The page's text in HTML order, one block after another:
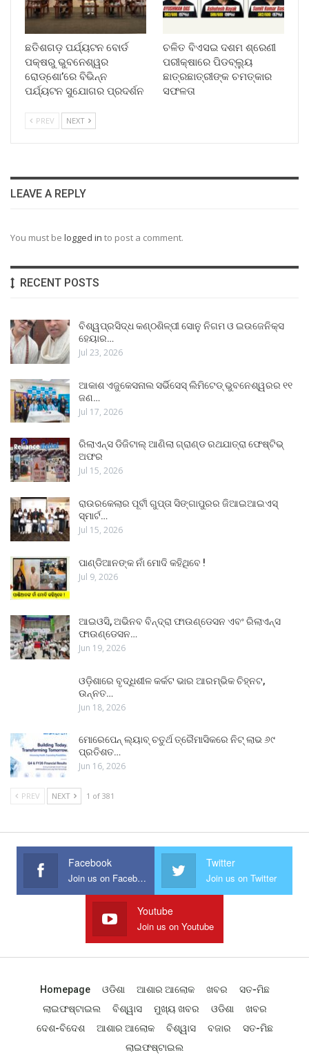
ଛତିଶଗଡ଼ ପର୍ଯ୍ୟଟନ ବୋର୍ଡ
ପକ୍ଷରୁ ଭୁବନେଶ୍ୱର
ରୋଡ୍‌ଶୋ’ରେ ବିଭିନ୍ନ
ପର୍ଯ୍ୟଟନ ସୁଯୋଗର ପ୍ରଦର୍ଶନ
ଚଳିତ ବିଏସଇ ଦଶମ ଶ୍ରେଣୀ
ପରୀକ୍ଷାରେ ପିଡବ୍ଲ୍ୟୁ
ଛାତ୍ରଛାତ୍ରୀଙ୍କ ଚମତ୍କାର
ସଫଳତା
PREV NEXT
LEAVE A REPLY
You must be logged in to post a comment.
RECENT POSTS
ବିଶ୍ୱପ୍ରସିଦ୍ଧ କଣ୍ଠଶିଳ୍ପୀ ସୋନୁ ନିଗମ ଓ ଇଉଜେନିକ୍ସ
ହେୟାର…
Jul 23, 2026
ଆକାଶ ଏଜୁକେସନାଲ ସର୍ଭିସେସ୍ ଲିମିଟେଡ୍ ଭୁବନେଶ୍ୱରର ୧୧
ଜଣ…
Jul 17, 2026
ରିଲାଏନ୍ସ ଡିଜିଟାଲ୍ ଆଣିଲା ଗ୍ରାଣ୍ଡ ରଥଯାତ୍ରା ଫେଷ୍ଟିଭ୍
ଅଫର
Jul 15, 2026
ରାଉରକେଲାର ପୂର୍ବୀ ଗୁପ୍ତା ସିଙ୍ଗାପୁରର ଜିଆଇଆଇଏସ୍
ସ୍ମାର୍ଟ…
Jul 15, 2026
ପାଣ୍ଡିଆନଙ୍କ ନାଁ ମୋଦି କହିଥିବେ !
Jul 9, 2026
ଆଇଓସି, ଅଭିନବ ବିନ୍ଦ୍ରା ଫାଉଣ୍ଡେସନ ଏବଂ ରିଲାଏନ୍ସ
ଫାଉଣ୍ଡେସନ…
Jun 19, 2026
ଓଡ଼ିଶାରେ ବୃଦ୍ଧିଶୀଳ କର୍କଟ ଭାର ଆରମ୍ଭିକ ଚିହ୍ନଟ,
ଉନ୍ନତ…
Jun 18, 2026
ମୋରେପେନ୍ ଲ୍ୟାବ୍ ଚତୁର୍ଥ ତ୍ରୈମାସିକରେ ନିଟ୍ ଲାଭ ୬୯
ପ୍ରତିଶତ…
Jun 16, 2026
PREV NEXT 1 of 381
Facebook
Join us on Facebook
Twitter
Join us on Twitter
Youtube
Join us on Youtube
Homepage ଓଡିଶା ଆଶାର ଆଲୋକ ଖବର
ସତ-ମିଛ
ଲାଇଫଷ୍ଟାଇଲ
ବିଶ୍ୱାସ ମୁଖ୍ୟ ଖବର ଓଡିଶା
ଖବର
ଦେଶ-ବିଦେଶ
ଆଶାର ଆଲୋକ ବିଶ୍ୱାସ ବଜାର
ସତ-ମିଛ
ଲାଇଫଷ୍ଟାଇଲ